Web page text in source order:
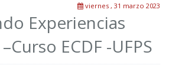
viernes , 31 marzo 2023
Experiencias
ECDF -UFPS